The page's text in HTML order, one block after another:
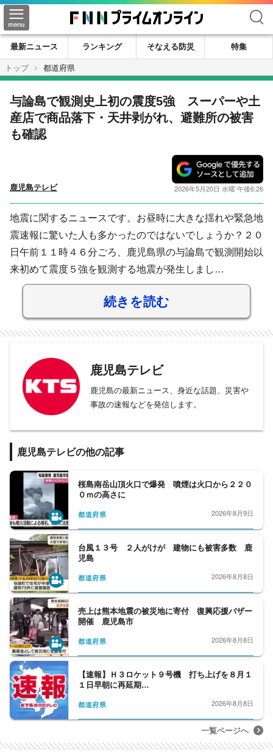
検索
最新ニュース ランキング そなえる防災
特集
トップ
都道府県
与論島で観測史上初の震度5強 スーパーや土
産店で商品落下・天井剥がれ、避難所の被害
も確認
鹿児島テレビ 2026年5月20日 水曜 午後6:26
地震に関するニュースです。お昼時に大きな揺れや緊急地
震速報に驚いた人も多かったのではないでしょうか？２０
日午前１１時４６分ごろ、鹿児島県の与論島で観測開始以
来初めて震度５強を観測する地震が発生しまし…
続きを読む
鹿児島テレビ
鹿児島の最新ニュース、身近な話題、災害や
事故の速報などを発信します。
鹿児島テレビの他の記事
桜島南岳山頂火口で爆発 噴煙は火口から２２０
０ｍの高さに
都道府県 2026年8月9日
台風１３号 ２人がけが 建物にも被害多数 鹿
児島
都道府県 2026年8月8日
売上は熊本地震の被災地に寄付 復興応援バザー
開催 鹿児島市
都道府県 2026年8月8日
【速報】Ｈ３ロケット９号機 打ち上げを８月１
１日早朝に再延期…
都道府県 2026年8月8日
一覧ページへ